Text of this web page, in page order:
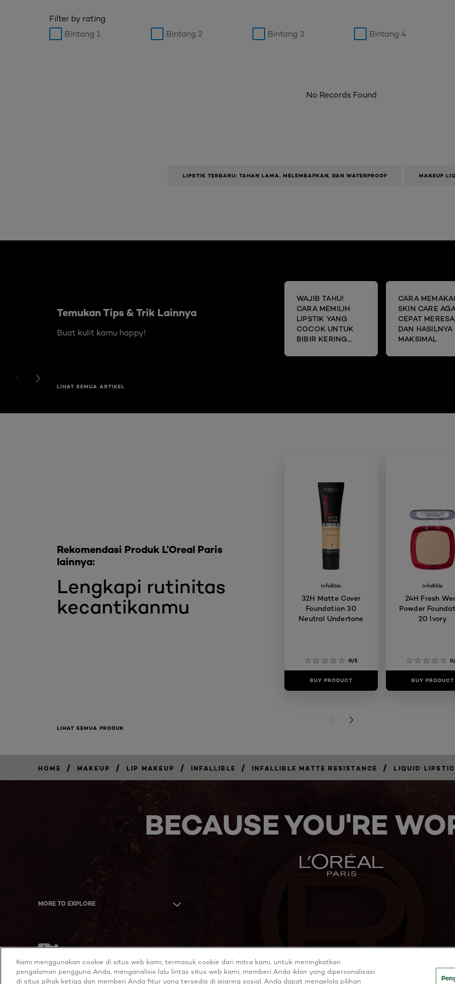
Filter by rating
Bintang 1
Bintang 2 Bintang 3 Bintang 4
No Records Found
LIPSTIK TERBARU: TAHAN LAMA, MELEMBAPKAN, DAN WATERPROOF MAKEUP
Temukan Tips & Trik Lainnya
Buat kulit kamu happy!
WAJIB TAHU!
CARA MEMILIH
LIPSTIK YANG
COCOK UNTUK
BIBIR KERING
CARA MEMAKAI
SKIN CARE
CEPAT
DAN HASILNYA
MAKSIMAL
PREVIOUS CARD
NEXT CARD
LIHAT SEMUA ARTIKEL
Lengkapi rutinitas
kecantikanmu
Rekomendasi Produk L’Oreal Paris
lainnya:
Infallible
32H Matte Cover
Foundation 30
Neutral Undertone
0/5
BUY PRODUCT
Infallible
24H Fresh
Powder
20 Ivory
BUY PRODUCT
PREVIOUS CARD
NEXT CARD
LIHAT SEMUA PRODUK
HOME / MAKEUP / LIP MAKEUP / INFALLIBLE / INFALLIBLE MATTE RESISTANCE / LIQUID
BECAUSE YOU'RE
MORE TO EXPLORE
Youtube
Kami menggunakan cookie di situs web kami, termasuk cookie dari mitra kami, untuk meningkatkan
pengalaman pengguna Anda, menganalisis lalu lintas situs web kami, memberi Anda iklan yang dipersonalisasi
di situs pihak ketiga dan memberi Anda fitur yang tersedia di jejaring sosial. Anda dapat mengelola pilihan